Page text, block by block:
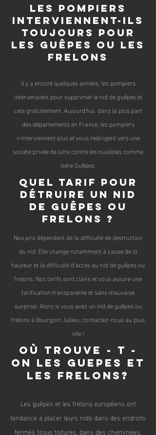
les pompiers
interviennent-ils
toujours pour
les guêpes ou les
frelons
Il y a encore quelques années, les pompiers
intervenaient pour supprimer le nid de guêpes et
cela gratuitement. Aujourd'hui, dans la plus part
des départements en France, les pompiers
n'interviennent plus et vous redirigent vers une
société privée de lutte contre les nuisibles comme
Isère Guêpes.
Quel tarif pour
détruire un nid
de guêpes ou
frelons ?
Nos prix dépendent de la difficulté de destruction
du nid. Elle change notamment à cause de la
hauteur et la difficulté d'accès au nid de guêpes ou
frelons. Nos tarifs sont clairs et vous assure une
tarification transparente et sans mauvaise
surprise. Alors si vous avez un nid de guêpes ou
frelons à Bourgoin Jallieu, contactez-nous au plus
vite !
Où trouve - t -
on les guepes et
les frelons?
Les guêpes et les frelons européens ont
tendance à placer leurs nids dans des endroits
fermés (sous toitures, dans des cheminées,